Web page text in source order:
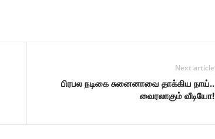
Next article
பிரபல நடிகை சுனைனாவை தாக்கிய நாய்..
வைரலாகும் வீடியோ!